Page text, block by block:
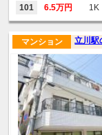
101 6.5万円 1K
立川駅
マンション